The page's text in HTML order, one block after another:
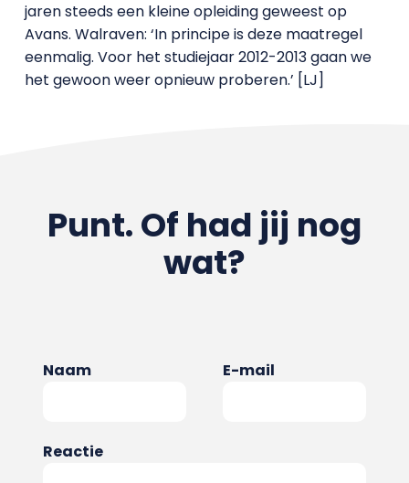
jaren steeds een kleine opleiding geweest op
Avans. Walraven: ‘In principe is deze maatregel
eenmalig. Voor het studiejaar 2012-2013 gaan we
het gewoon weer opnieuw proberen.’ [LJ]
Punt. Of had jij nog
wat?
Naam E-mail
Reactie